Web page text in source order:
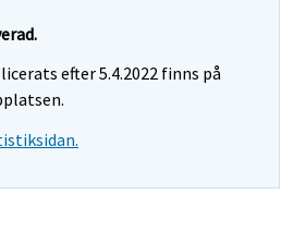
efter 5.4.2022 finns på